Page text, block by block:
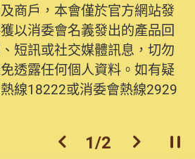
商戶，本會僅於官方網站發
以消委會名義發出的產品回
短訊或社交媒體訊息，切勿
透露任何個人資料。如有疑
線18222或消委會熱線2929
上一個
1/2 下一個開